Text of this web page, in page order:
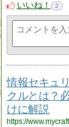
いいね！
2
情報セキュ
クルとは？
けに解説
https://